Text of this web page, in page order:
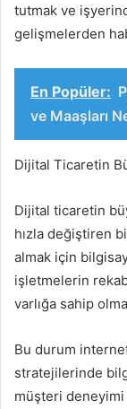
tutmak ve
gelişmelerden
En Popüler:
ve Maaşları
Dijital Ticaretin
Dijital ticaretin
hızla değiştiren
almak için
işletmelerin
varlığa sahip
Bu durum
stratejilerinde
müşteri